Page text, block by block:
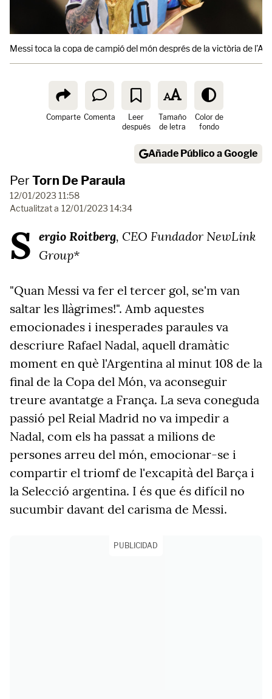
Messi toca la copa de campió del món després de la victòria de
Comparte Comenta
Leer
después
Tamaño
de letra
Color de
fondo
Añade Público a Google
PerTorn De Paraula
12/01/2023 11:58
Actualitzat a 12/01/2023 14:34
S ergio Roitberg, CEO Fundador NewLink
Group*
"Quan Messi va fer el tercer gol, se'm van
saltar les llàgrimes!". Amb aquestes
emocionades i inesperades paraules va
descriure Rafael Nadal, aquell dramàtic
moment en què l'Argentina al minut 108 de la
final de la Copa del Món, va aconseguir
treure avantatge a França. La seva coneguda
passió pel Reial Madrid no va impedir a
Nadal, com els ha passat a milions de
persones arreu del món, emocionar-se i
compartir el triomf de l'excapità del Barça i
la Selecció argentina. I és que és difícil no
sucumbir davant del carisma de Messi.
PUBLICIDAD